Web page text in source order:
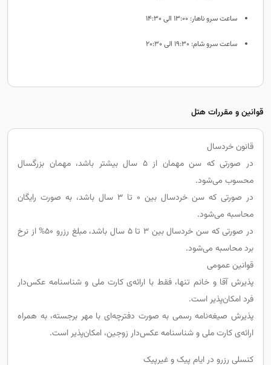
ساعت سرو ناهار: 13:00 الی 14:30
ساعت سرو شام: 19:30 الی 20:30
قوانین و مقررات هتل
قانون خردسال
در صورتی که سن مهمان از 5 سال بیشتر باشد، مهمان بزرگسال
محسوب می‌شود.
در صورتی که سن خردسال بین 0 تا 3 سال باشد، به صورت رایگان
محاسبه می‌شود.
در صورتی که سن خردسال بین 3 تا 5 سال باشد، مبلغ رزرو 50% از نرخ
برد محاسبه می‌شود.
قوانین عمومی
پذیرش آقا و خانم تنها، فقط با ارائه‌ی کارت ملی و شناسنامه عکس‌دار
فرد امکان‌پذیر است.
پذیرش صیغه‌نامه رسمی به صورت دفترچه‌ای با مهر برجسته، به همراه
ارائه‌ی کارت ملی و شناسنامه عکس‌دار زوجین، امکان‌پذیر است.
کنسلی رزرو در ایام پیک و غیرپیک